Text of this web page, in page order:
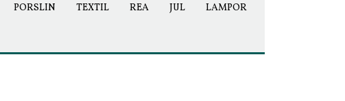
PORSLIN TEXTIL REA JUL LAMPOR